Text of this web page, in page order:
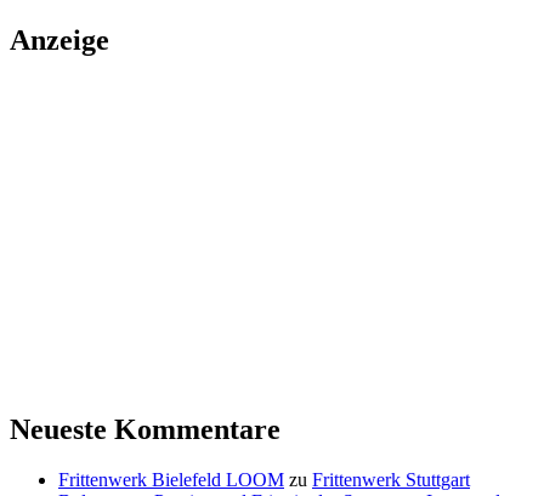
Anzeige
Neueste Kommentare
Frittenwerk Bielefeld LOOM zu Frittenwerk Stuttgart